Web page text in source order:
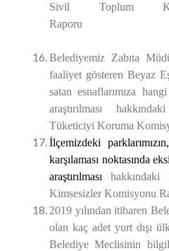
Sivil Toplum
Belediyemiz Zabıta
faaliyet gösteren Beyaz
satan esnaflarımıza
araştırılması
Tüketiciyi Koruma
İlçemizdeki
karşılaması noktasında
araştırılması hakkındaki
Kimsesizler Komisyonu
2019 yılından itibaren
olan kaç adet yurt dışı
Belediye Meclisinin